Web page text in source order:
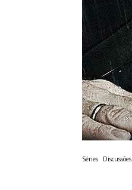
Séries Discussões